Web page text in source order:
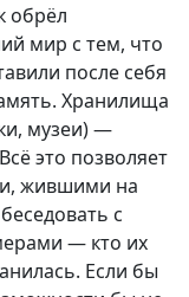
обрёл
мир с тем, что
после себя
Хранилища
музеи) —
это позволяет
жившими на
с
— кто их
Если бы